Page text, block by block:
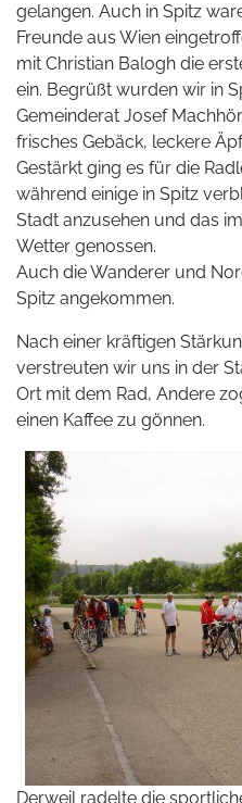
gelangen. Auch in Spitz
Freunde aus Wien
mit Christian Balogh die
ein. Begrüßt wurden wir in
Gemeinderat Josef
frisches Gebäck, leckere
Gestärkt ging es für die
während einige in Spitz
Stadt anzusehen und das
Wetter genossen.
Auch die Wanderer und
Spitz angekommen.
Nach einer kräftigen
verstreuten wir uns in der
Ort mit dem Rad, Andere
einen Kaffee zu gönnen.
Derweil radelte die